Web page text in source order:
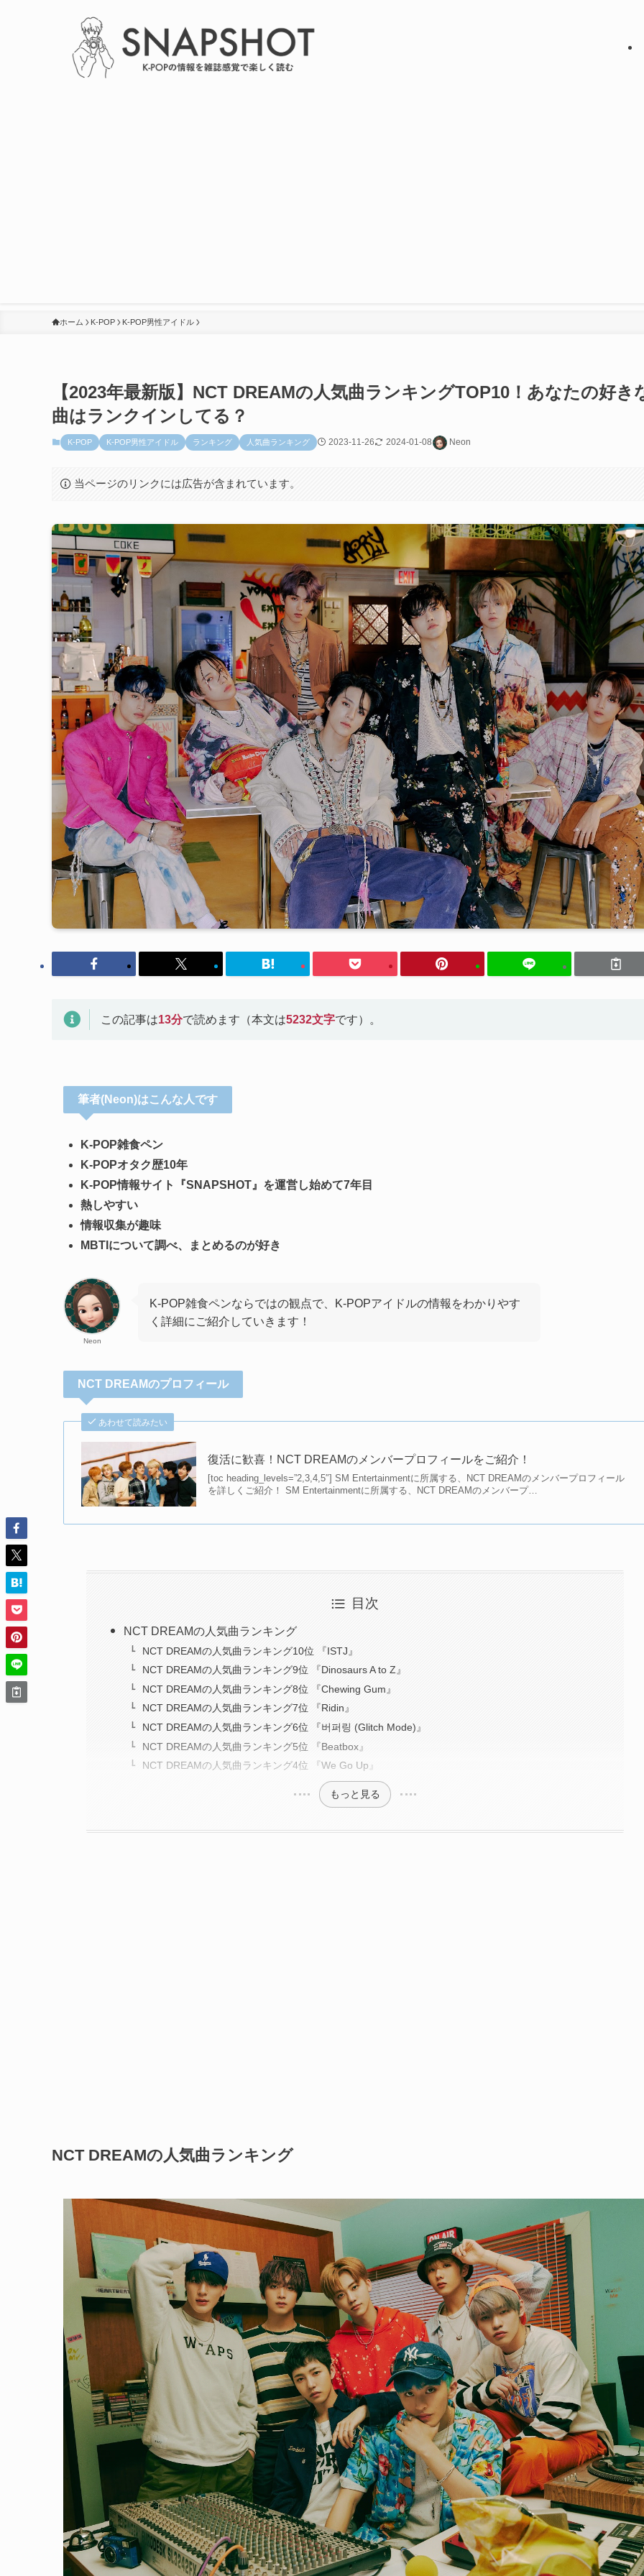
ホーム K-POP K-POP男性アイドル
【2023年最新版】NCT DREAMの人気曲ランキングTOP10！あなたの好き
曲はランクインしてる？
K-POP K-POP男性アイドル ランキング 人気曲ランキング 2023-11-26 2024-01-08 Neon
当ページのリンクには広告が含まれています。
この記事は13分で読めます（本文は5232文字です）。
筆者(Neon)はこんな人です
K-POP雑食ペン
K-POPオタク歴10年
K-POP情報サイト『SNAPSHOT』を運営し始めて7年目
熱しやすい
情報収集が趣味
MBTIについて調べ、まとめるのが好き
Neon
K-POP雑食ペンならではの観点で、K-POPアイドルの情報をわかりやす
く詳細にご紹介していきます！
NCT DREAMのプロフィール
あわせて読みたい
復活に歓喜！NCT DREAMのメンバープロフィールをご紹介！
[toc heading_levels=”2,3,4,5″] SM Entertainmentに所属する、NCT DREAMのメンバープロフィール
を詳しくご紹介！ SM Entertainmentに所属する、NCT DREAMのメンバープ…
目次
NCT DREAMの人気曲ランキング
NCT DREAMの人気曲ランキング10位 『ISTJ』
NCT DREAMの人気曲ランキング9位 『Dinosaurs A to Z』
NCT DREAMの人気曲ランキング8位 『Chewing Gum』
NCT DREAMの人気曲ランキング7位 『Ridin』
NCT DREAMの人気曲ランキング6位 『버퍼링 (Glitch Mode)』
NCT DREAMの人気曲ランキング5位 『Beatbox』
NCT DREAMの人気曲ランキング4位 『We Go Up』
もっと見る
NCT DREAMの人気曲ランキング